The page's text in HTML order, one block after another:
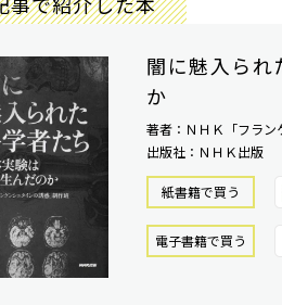
闇に魅入られ
か
著者：ＮＨＫ「フラ
出版社：ＮＨＫ出版
紙書籍で買う
電⼦書籍で買う